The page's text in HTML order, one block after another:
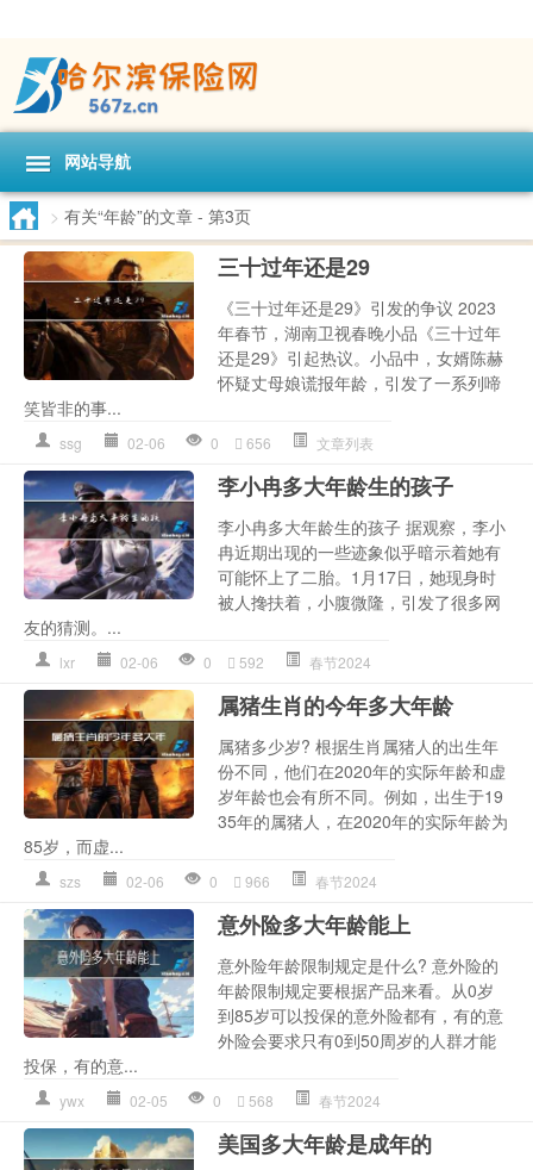
网站导航
> 有关“年龄”的文章 - 第3页
三十过年还是29
《三十过年还是29》引发的争议 2023
年春节，湖南卫视春晚小品《三十过年
还是29》引起热议。小品中，女婿陈赫
怀疑丈母娘谎报年龄，引发了一系列啼
笑皆非的事...
ssg 02-06 0 656 文章列表
李小冉多大年龄生的孩子
李小冉多大年龄生的孩子 据观察，李小
冉近期出现的一些迹象似乎暗示着她有
可能怀上了二胎。1月17日，她现身时
被人搀扶着，小腹微隆，引发了很多网
友的猜测。...
lxr 02-06 0 592 春节2024
属猪生肖的今年多大年龄
属猪多少岁? 根据生肖属猪人的出生年
份不同，他们在2020年的实际年龄和虚
岁年龄也会有所不同。例如，出生于19
35年的属猪人，在2020年的实际年龄为
85岁，而虚...
szs 02-06 0 966 春节2024
意外险多大年龄能上
意外险年龄限制规定是什么? 意外险的
年龄限制规定要根据产品来看。从0岁
到85岁可以投保的意外险都有，有的意
外险会要求只有0到50周岁的人群才能
投保，有的意...
ywx 02-05 0 568 春节2024
美国多大年龄是成年的